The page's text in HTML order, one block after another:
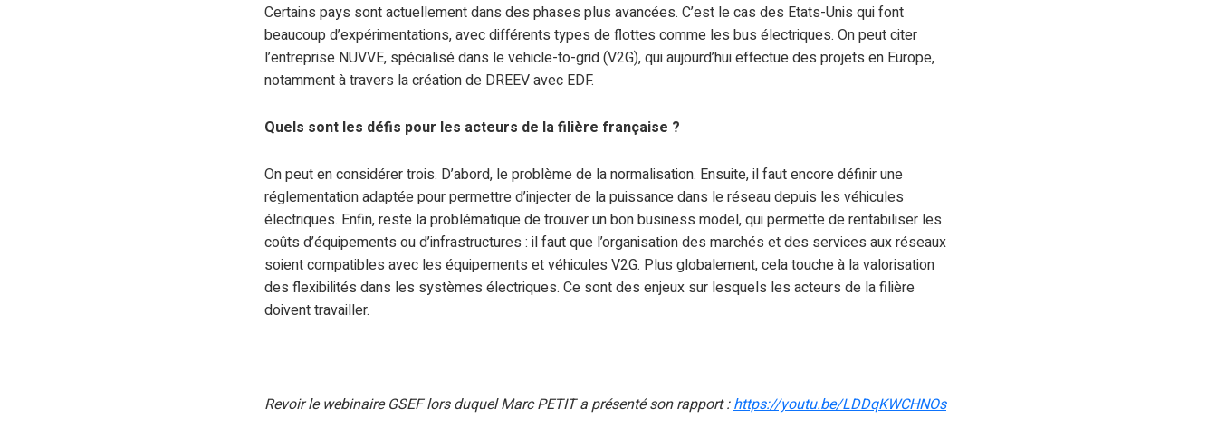
Certains pays sont actuellement dans des phases plus avancées. C’est le cas des Etats-Unis qui font
beaucoup d’expérimentations, avec différents types de flottes comme les bus électriques. On peut citer
l’entreprise NUVVE, spécialisé dans le vehicle-to-grid (V2G), qui aujourd’hui effectue des projets en Europe,
notamment à travers la création de DREEV avec EDF.
Quels sont les défis pour les acteurs de la filière française ?
On peut en considérer trois. D’abord, le problème de la normalisation. Ensuite, il faut encore définir une
réglementation adaptée pour permettre d’injecter de la puissance dans le réseau depuis les véhicules
électriques. Enfin, reste la problématique de trouver un bon business model, qui permette de rentabiliser les
coûts d’équipements ou d’infrastructures : il faut que l’organisation des marchés et des services aux réseaux
soient compatibles avec les équipements et véhicules V2G. Plus globalement, cela touche à la valorisation
des flexibilités dans les systèmes électriques. Ce sont des enjeux sur lesquels les acteurs de la filière
doivent travailler.
Revoir le webinaire GSEF lors duquel Marc PETIT a présenté son rapport :https://youtu.be/LDDqKWCHNOs